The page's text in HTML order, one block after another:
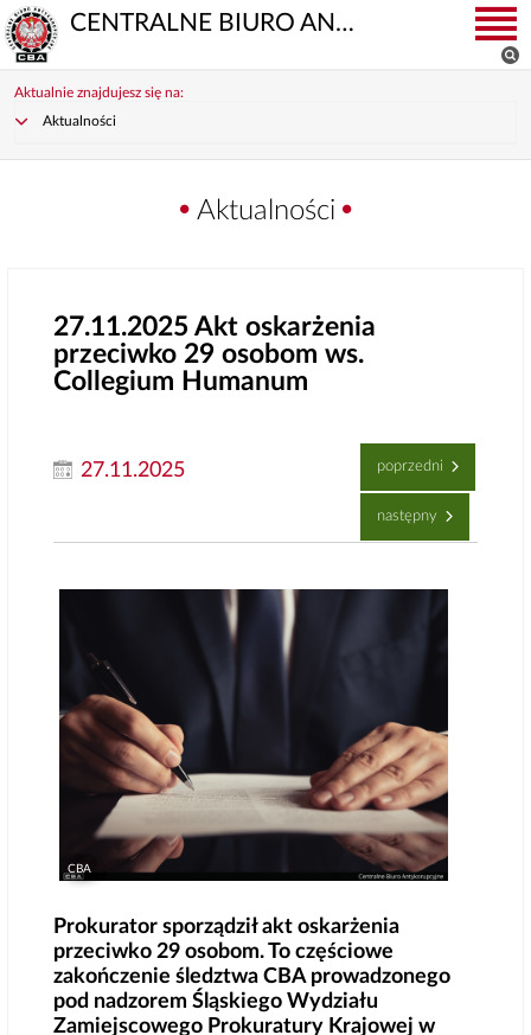
CENTRALNE BIURO ANTYKORUPCYJNE
Aktualnie znajdujesz się na:
Aktualności
Aktualności
27.11.2025 Akt oskarżenia
przeciwko 29 osobom ws.
Collegium Humanum
27.11.2025 poprzedni
następny
CBA
Prokurator sporządził akt oskarżenia
przeciwko 29 osobom. To częściowe
zakończenie śledztwa CBA prowadzonego
pod nadzorem Śląskiego Wydziału
Zamiejscowego Prokuratury Krajowej w